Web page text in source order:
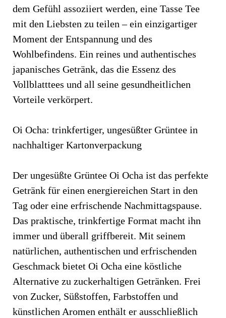
dem Gefühl assoziiert werden, eine Tasse Tee
mit den Liebsten zu teilen – ein einzigartiger
Moment der Entspannung und des
Wohlbefindens. Ein reines und authentisches
japanisches Getränk, das die Essenz des
Vollblatttees und all seine gesundheitlichen
Vorteile verkörpert.
Oi Ocha: trinkfertiger, ungesüßter Grüntee in
nachhaltiger Kartonverpackung
Der ungesüßte Grüntee Oi Ocha ist das perfekte
Getränk für einen energiereichen Start in den
Tag oder eine erfrischende Nachmittagspause.
Das praktische, trinkfertige Format macht ihn
immer und überall griffbereit. Mit seinem
natürlichen, authentischen und erfrischenden
Geschmack bietet Oi Ocha eine köstliche
Alternative zu zuckerhaltigen Getränken. Frei
von Zucker, Süßstoffen, Farbstoffen und
künstlichen Aromen enthält er ausschließlich